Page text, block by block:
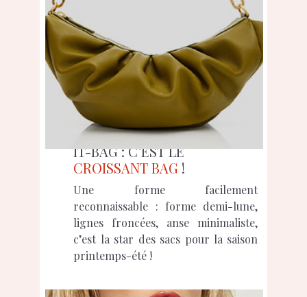
IT-BAG : C’EST LE
CROISSANT BAG !
Une forme facilement
reconnaissable : forme demi-lune,
lignes froncées, anse minimaliste,
c’est la star des sacs pour la saison
printemps-été !